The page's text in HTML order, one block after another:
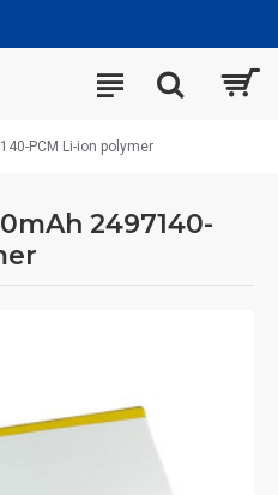
PCM Li-ion polymer
2497140-